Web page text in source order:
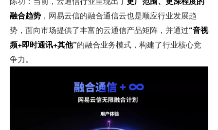
融合趋势 ，网易云信的融合通信云也是顺应行业发展趋
势，面向市场提供了丰富的云通信产品矩阵，并通过“音视
频+即时通讯+其他”的融合业务模式，构建了行业核心竞
争力。